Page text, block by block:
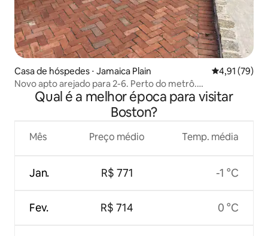
Casa de hóspedes ⋅ Jamaica Plain 4,91 de uma
4,91 (79)
Novo apto arejado para 2-6. Perto do metrô.
Estacionamento gratuito.
Qual é a melhor época para visitar
Boston?
Mês
Jan.
Fev.
Preço médio
R$ 771
R$ 714
Temp. média
-1 °C
0 °C